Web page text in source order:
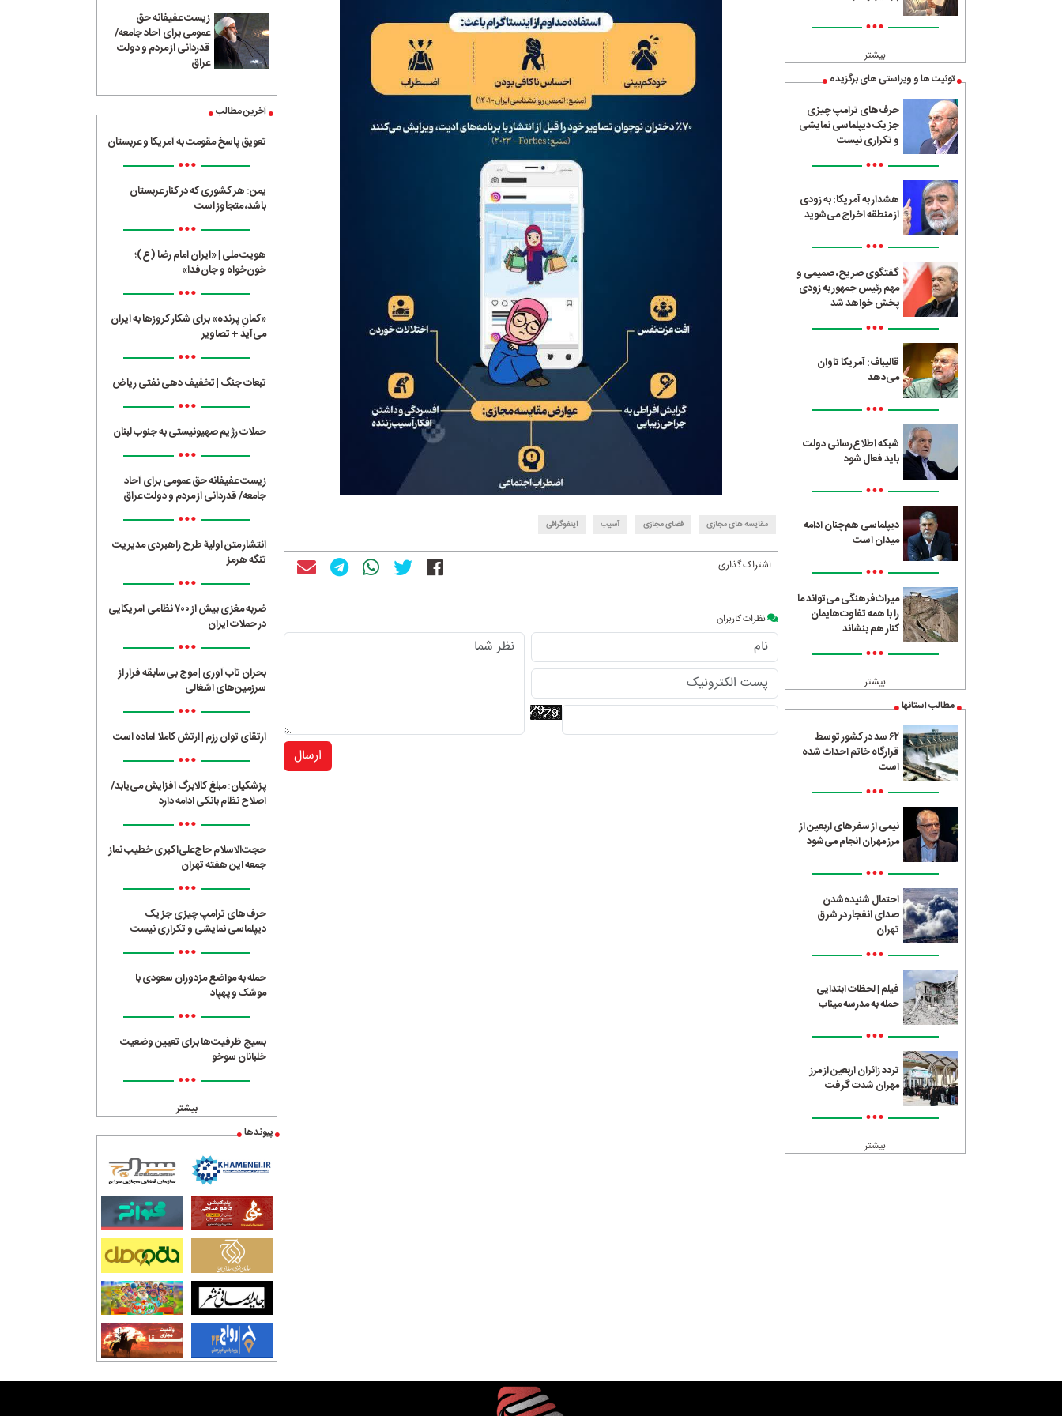
•••
بیشتر
توئیت ها و ویراستی های برگزیده
حرف‌های ترامپ چیزی
جز یک دیپلماسی نمایشی
و تکراری نیست
•••
هشدار به آمریکا: به زودی
از منطقه اخراج می‌شوید
•••
گفتگوی صریح، صمیمی و
مهم رئیس جمهور به زودی
پخش خواهد شد
•••
قالیباف: آمریکا تاوان
می‌دهد
•••
شبکه اطلاع‌رسانی دولت
باید فعال شود
•••
دیپلماسی هم‌چنان ادامه
میدان است
•••
میراث‌فرهنگی می‌تواند ما
را با همه تفاوت‌هایمان
کنار هم بنشاند
•••
بیشتر
مطالب استانها
۶۲ سد در کشور توسط
قرارگاه خاتم احداث شده
است
•••
نیمی از سفرهای اربعین از
مرز مهران انجام می‌شود
•••
احتمال شنیده‌شدن
صدای انفجار در شرق
تهران
•••
فیلم | لحظات ابتدایی
حمله به مدرسه میناب
•••
تردد زائران اربعین از مرز
مهران شدت گرفت
•••
بیشتر
مقایسه‌ های مجازی فضای مجازی آسیب‌ اینفوگرافی
اشتراک گذاری
نظرات کاربران
ارسال
زیست عفیفانه حق
عمومی برای آحاد جامعه/
قدردانی از مردم و دولت
عراق
آخرین مطالب
تعویق پاسخ مقومت به آمریکا و عربستان
•••
یمن: هر کشوری که در کنار عربستان
باشد، متجاوز است
•••
هویت ملی | «ایران امام رضا (ع)؛
خون‌خواه و جان‌فدا»
•••
«کمانِ پرنده» برای شکار کروزها به ایران
می‌آید + تصاویر
•••
تبعات جنگ | تخفیف دهی نفتی ریاض
•••
حملات رژیم صهیونیستی به جنوب لبنان
•••
زیست عفیفانه حق عمومی برای آحاد
جامعه/ قدردانی از مردم و دولت عراق
•••
انتشار متن اولیۀ طرح راهبردی مدیریت
تنگه هرمز
•••
ضربه مغزی بیش از ۷۰۰ نظامی آمریکایی
در حملات ایران
•••
بحران تاب آوری | موج بی‌سابقه فرار از
سرزمین‌های اشغالی
•••
ارتقای توان رزم | ارتش کاملا آماده است
•••
پزشکیان: مبلغ کالابرگ افزایش می‌یابد/
اصلاح نظام بانکی ادامه دارد
•••
حجت‌الاسلام حاج‌علی‌اکبری خطیب نماز
جمعه این هفته تهران
•••
حرف‌های ترامپ چیزی جز یک
دیپلماسی نمایشی و تکراری نیست
•••
حمله به مواضع مزدوران سعودی با
موشک و پهپاد
•••
بسیج ظرفیت‌ها برای تعیین وضعیت
خلبانان سوخو
•••
بیشتر
پیوندها